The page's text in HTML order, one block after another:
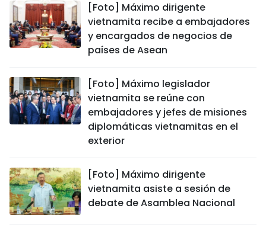
[Foto] Máximo dirigente
vietnamita recibe a embajadores
y encargados de negocios de
países de Asean
[Foto] Máximo legislador
vietnamita se reúne con
embajadores y jefes de misiones
diplomáticas vietnamitas en el
exterior
[Foto] Máximo dirigente
vietnamita asiste a sesión de
debate de Asamblea Nacional